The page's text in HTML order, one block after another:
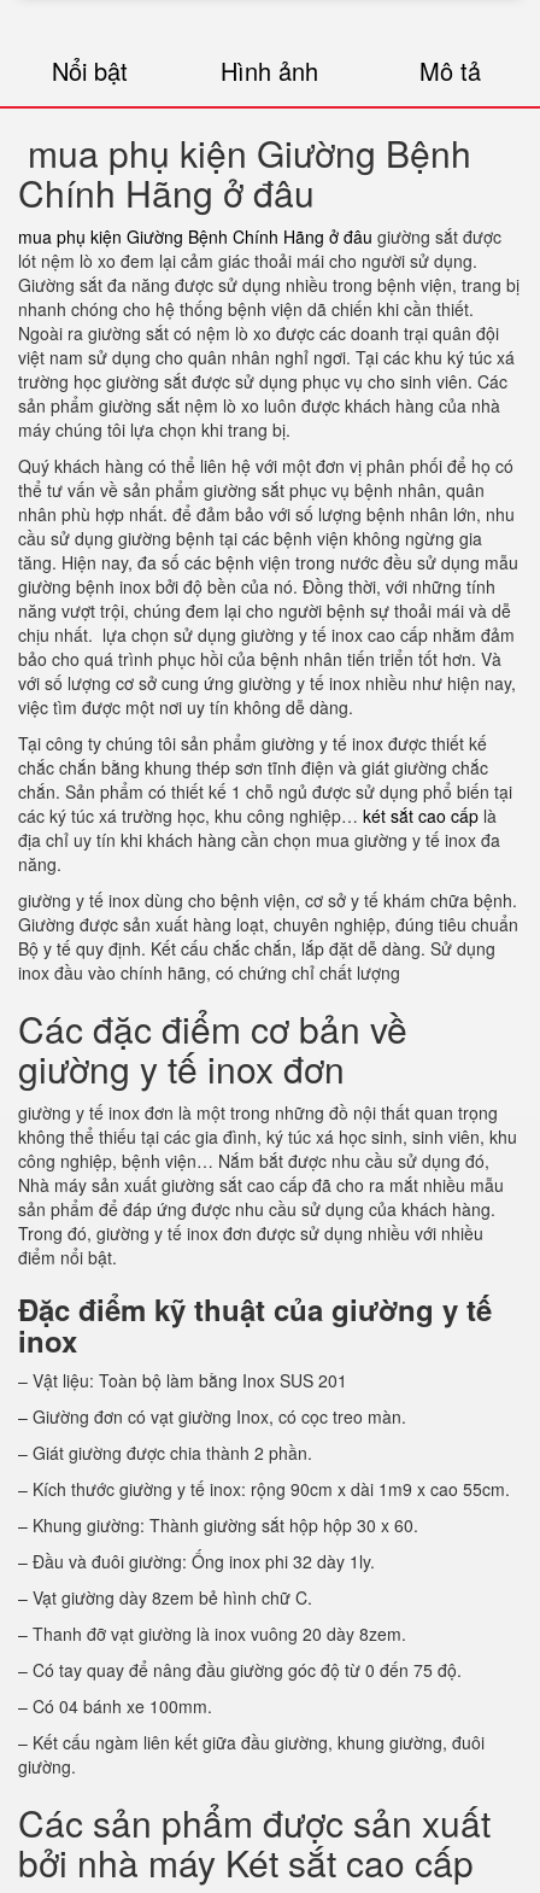
Nổi bật Hình ảnh Mô tả
mua phụ kiện Giường Bệnh
Chính Hãng ở đâu
mua phụ kiện Giường Bệnh Chính Hãng ở đâu giường sắt được
lót nệm lò xo đem lại cảm giác thoải mái cho người sử dụng.
Giường sắt đa năng được sử dụng nhiều trong bệnh viện, trang bị
nhanh chóng cho hệ thống bệnh viện dã chiến khi cần thiết.
Ngoài ra giường sắt có nệm lò xo được các doanh trại quân đội
việt nam sử dụng cho quân nhân nghỉ ngơi. Tại các khu ký túc xá
trường học giường sắt được sử dụng phục vụ cho sinh viên. Các
sản phẩm giường sắt nệm lò xo luôn được khách hàng của nhà
máy chúng tôi lựa chọn khi trang bị.
Quý khách hàng có thể liên hệ với một đơn vị phân phối để họ có
thể tư vấn về sản phẩm giường sắt phục vụ bệnh nhân, quân
nhân phù hợp nhất. để đảm bảo với số lượng bệnh nhân lớn, nhu
cầu sử dụng giường bệnh tại các bệnh viện không ngừng gia
tăng. Hiện nay, đa số các bệnh viện trong nước đều sử dụng mẫu
giường bệnh inox bởi độ bền của nó. Đồng thời, với những tính
năng vượt trội, chúng đem lại cho người bệnh sự thoải mái và dễ
chịu nhất. lựa chọn sử dụng giường y tế inox cao cấp nhằm đảm
bảo cho quá trình phục hồi của bệnh nhân tiến triển tốt hơn. Và
với số lượng cơ sở cung ứng giường y tế inox nhiều như hiện nay,
việc tìm được một nơi uy tín không dễ dàng.
Tại công ty chúng tôi sản phẩm giường y tế inox được thiết kế
chắc chắn bằng khung thép sơn tĩnh điện và giát giường chắc
chắn. Sản phẩm có thiết kế 1 chỗ ngủ được sử dụng phổ biến tại
các ký túc xá trường học, khu công nghiệp… két sắt cao cấp là
địa chỉ uy tín khi khách hàng cần chọn mua giường y tế inox đa
năng.
giường y tế inox dùng cho bệnh viện, cơ sở y tế khám chữa bệnh.
Giường được sản xuất hàng loạt, chuyên nghiệp, đúng tiêu chuẩn
Bộ y tế quy định. Kết cấu chắc chắn, lắp đặt dễ dàng. Sử dụng
inox đầu vào chính hãng, có chứng chỉ chất lượng
Các đặc điểm cơ bản về
giường y tế inox đơn
giường y tế inox đơn là một trong những đồ nội thất quan trọng
không thể thiếu tại các gia đình, ký túc xá học sinh, sinh viên, khu
công nghiệp, bệnh viện… Nắm bắt được nhu cầu sử dụng đó,
Nhà máy sản xuất giường sắt cao cấp đã cho ra mắt nhiều mẫu
sản phẩm để đáp ứng được nhu cầu sử dụng của khách hàng.
Trong đó, giường y tế inox đơn được sử dụng nhiều với nhiều
điểm nổi bật.
Đặc điểm kỹ thuật của giường y tế
inox
– Vật liệu: Toàn bộ làm bằng Inox SUS 201
– Giường đơn có vạt giường Inox, có cọc treo màn.
– Giát giường được chia thành 2 phần.
– Kích thước giường y tế inox: rộng 90cm x dài 1m9 x cao 55cm.
– Khung giường: Thành giường sắt hộp hộp 30 x 60.
– Đầu và đuôi giường: Ống inox phi 32 dày 1ly.
– Vạt giường dày 8zem bẻ hình chữ C.
– Thanh đỡ vạt giường là inox vuông 20 dày 8zem.
– Có tay quay để nâng đầu giường góc độ từ 0 đến 75 độ.
– Có 04 bánh xe 100mm.
– Kết cấu ngàm liên kết giữa đầu giường, khung giường, đuôi
giường.
Các sản phẩm được sản xuất
bởi nhà máy Két sắt cao cấp